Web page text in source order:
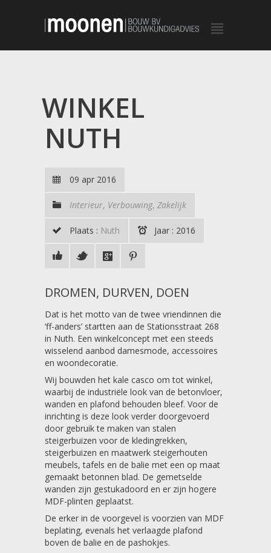
WINKEL
NUTH
09 apr 2016
Interieur, Verbouwing, Zakelijk
Plaats : Nuth Jaar : 2016
DROMEN, DURVEN, DOEN
Dat is het motto van de twee vriendinnen die
‘ff-anders’ startten aan de Stationsstraat 268
in Nuth. Een winkelconcept met een steeds
wisselend aanbod damesmode, accessoires
en woondecoratie.
Wij bouwden het kale casco om tot winkel,
waarbij de industriële look van de betonvloer,
wanden en plafond behouden bleef. Voor de
inrichting is deze look verder doorgevoerd
door gebruik te maken van stalen
steigerbuizen voor de kledingrekken,
steigerbuizen en maatwerk steigerhouten
meubels, tafels en de balie met een op maat
gemaakt betonnen blad. De gemetselde
wanden zijn gestukadoord en er zijn hogere
MDF-plinten geplaatst.
De erker in de voorgevel is voorzien van MDF
beplating, evenals het verlaagde plafond
boven de balie en de pashokjes.